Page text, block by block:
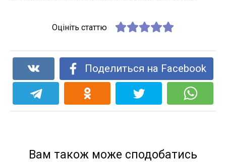
Оцініть статтю
Поделиться на Facebook
Вам також може сподобатись